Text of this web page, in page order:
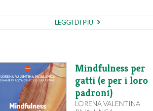
LEGGI DI PIÙ
Mindfulness per
gatti (e per i loro
padroni)
LORENA VALENTINA